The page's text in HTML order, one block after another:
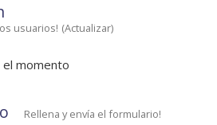
usuarios! (Actualizar)
momento
Rellena y envía el formulario!